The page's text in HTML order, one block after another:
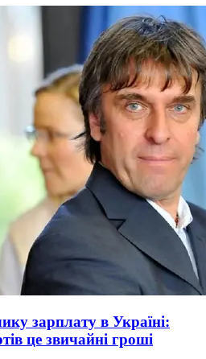
зарплату в Україні:
це звичайні гроші